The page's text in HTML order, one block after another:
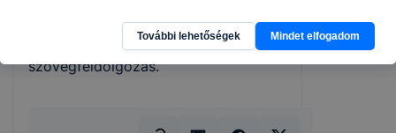
előállítása és feldolgozása,
számítógépes kép-és
szövegfeldolgozás.
További lehetőségek Mindet elfogadom